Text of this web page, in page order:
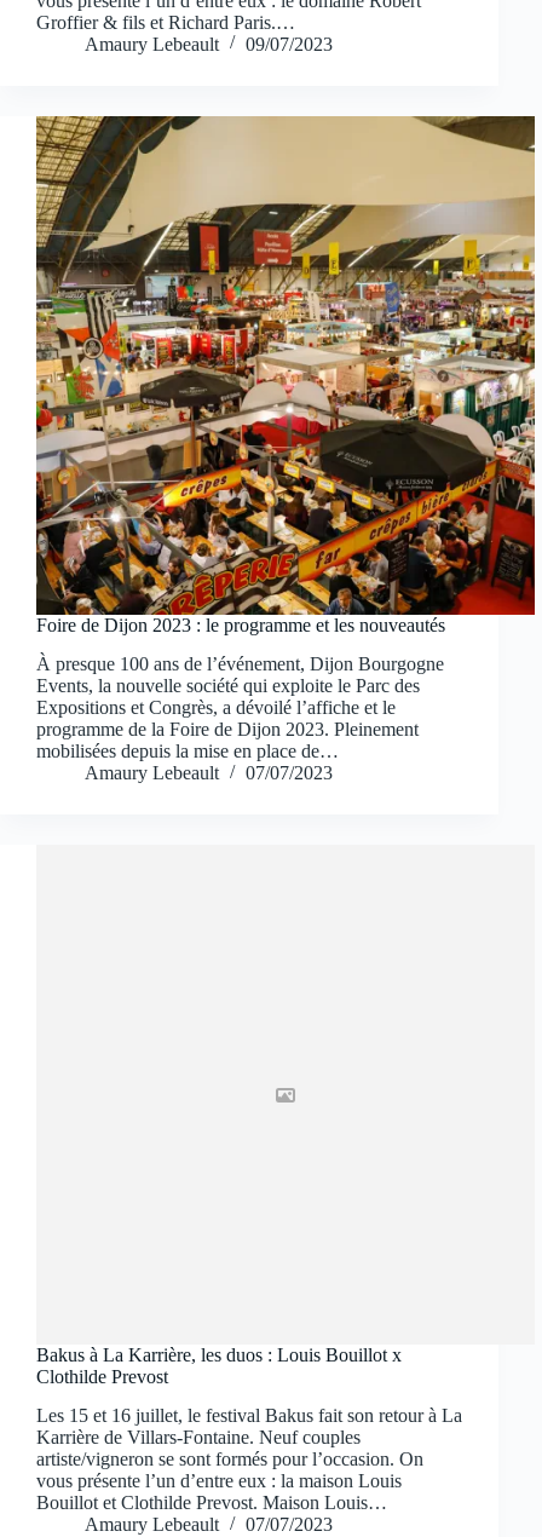
Groffier & fils et Richard Paris.…
Amaury Lebeault
09/07/2023
Foire de Dijon 2023 : le programme et les nouveautés
À presque 100 ans de l’événement, Dijon Bourgogne
Events, la nouvelle société qui exploite le Parc des
Expositions et Congrès, a dévoilé l’affiche et le
programme de la Foire de Dijon 2023. Pleinement
mobilisées depuis la mise en place de…
Amaury Lebeault
07/07/2023
Bakus à La Karrière, les duos : Louis Bouillot x
Clothilde Prevost
Les 15 et 16 juillet, le festival Bakus fait son retour à La
Karrière de Villars-Fontaine. Neuf couples
artiste/vigneron se sont formés pour l’occasion. On
vous présente l’un d’entre eux : la maison Louis
Bouillot et Clothilde Prevost. Maison Louis…
Amaury Lebeault
07/07/2023